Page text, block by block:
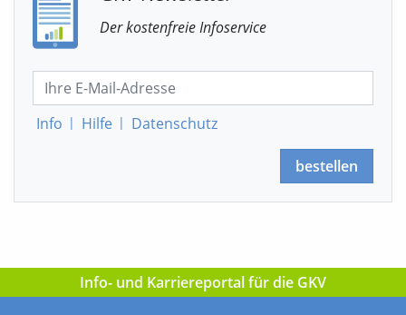
Der kostenfreie Infoservice
Info | Hilfe | Datenschutz
bestellen
Info- und Karriereportal für die GKV